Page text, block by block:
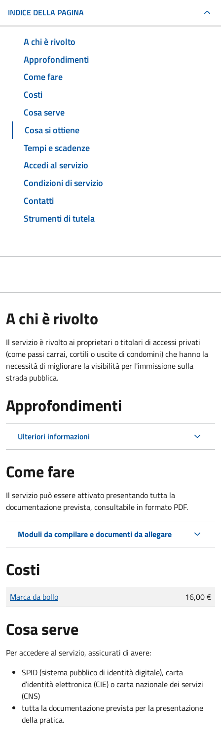
INDICE DELLA PAGINA
A chi è rivolto
Approfondimenti
Come fare
Costi
Cosa serve
Cosa si ottiene
Tempi e scadenze
Accedi al servizio
Condizioni di servizio
Contatti
Strumenti di tutela
A chi è rivolto
Il servizio è rivolto ai proprietari o titolari di accessi privati
(come passi carrai, cortili o uscite di condomini) che hanno la
necessità di migliorare la visibilità per l'immissione sulla
strada pubblica.
Approfondimenti
Ulteriori informazioni
Come fare
Il servizio può essere attivato presentando tutta la
documentazione prevista, consultabile in formato PDF.
Moduli da compilare e documenti da allegare
Costi
Tipo di pagamento
Importo
Marca da bollo 16,00 €
Cosa serve
Per accedere al servizio, assicurati di avere:
SPID (sistema pubblico di identità digitale), carta
d’identità elettronica (CIE) o carta nazionale dei servizi
(CNS)
tutta la documentazione prevista per la presentazione
della pratica.